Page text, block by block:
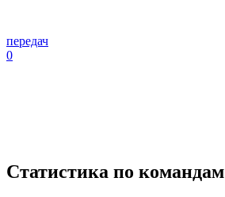
передач
0
Статистика по командам